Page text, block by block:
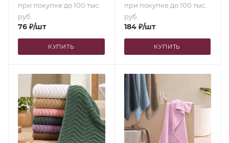
при покупке до 100 тыс.
руб.
76 ₽/шт
КУПИТЬ
при покупке до 100 тыс.
руб.
184₽/шт
КУПИТЬ